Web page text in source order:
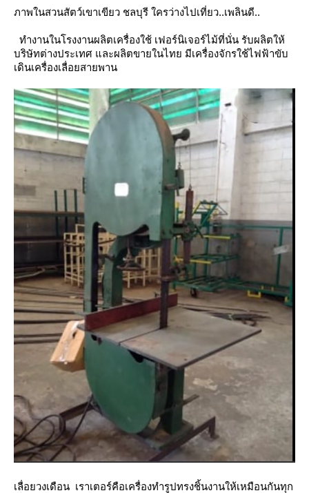
ภาพในสวนสัตว์เขาเขียว ชลบุรี ใครว่างไปเที่ยว..เพลินดี..
ทำงานในโรงงานผลิตเครื่องใช้ เฟอร์นิเจอร์ไม้ที่นั่น รับผลิตให้
บริษัทต่างประเทศ และผลิตขายในไท มีเครื่องจักรใช้ไฟฟ้าขับ
เดินเครื่องเลื่อยสายพาน
เลื่อยวงเดือน เราเตอร์คือเครื่องทำรูปทรงชิ้นงานให้เหมือนกันทุก